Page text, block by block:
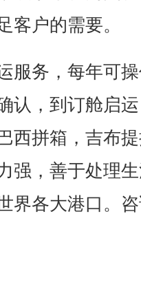
客户的需要。
服务，每年可
认，到订舱启
西拼箱，吉布
强，善于处理
界各大港口。